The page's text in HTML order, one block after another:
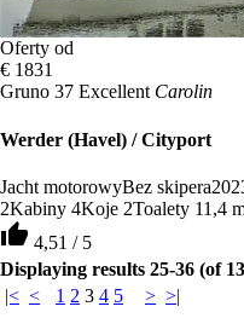
Oferty od
€ 1831
Gruno 37 Excellent Carolin
Werder (Havel) / Cityport
Jacht motorowyBez skipera
2Kabiny 4Koje 2Toalety 11,4
thumb_up 4,51 / 5
Displaying results 25-36 (of
|< < 1 2 3 4 5 > >|